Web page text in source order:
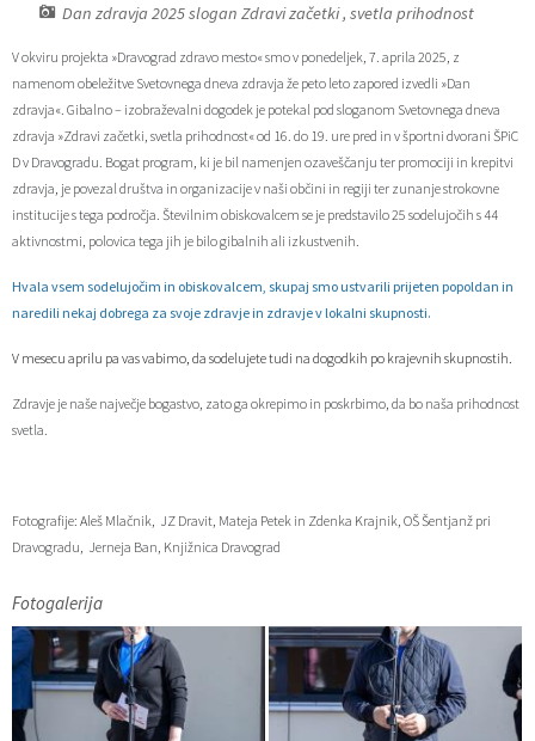
Dan zdravja 2025 slogan Zdravi začetki , svetla prihodnost
V okviru projekta »Dravograd zdravo mesto« smo v ponedeljek, 7. aprila 2025, z
namenom obeležitve Svetovnega dneva zdravja že peto leto zapored izvedli »Dan
zdravja«. Gibalno – izobraževalni dogodek je potekal pod sloganom Svetovnega dneva
zdravja »Zdravi začetki, svetla prihodnost« od 16. do 19. ure pred in v športni dvorani ŠPiC
D v Dravogradu. Bogat program, ki je bil namenjen ozaveščanju ter promociji in krepitvi
zdravja, je povezal društva in organizacije v naši občini in regiji ter zunanje strokovne
institucije s tega področja. Številnim obiskovalcem se je predstavilo 25 sodelujočih s 44
aktivnostmi, polovica tega jih je bilo gibalnih ali izkustvenih.
Hvala vsem sodelujočim in obiskovalcem, skupaj smo ustvarili prijeten popoldan in
naredili nekaj dobrega za svoje zdravje in zdravje v lokalni skupnosti.
V mesecu aprilu pa vas vabimo, da sodelujete tudi na dogodkih po krajevnih skupnostih.
Zdravje je naše največje bogastvo, zato ga okrepimo in poskrbimo, da bo naša prihodnost
svetla.
Fotografije: Aleš Mlačnik, JZ Dravit, Mateja Petek in Zdenka Krajnik, OŠ Šentjanž pri
Dravogradu, Jerneja Ban, Knjižnica Dravograd
Fotogalerija
Katalog informacij javnega značaja
Fotogalerija
Organigram
Sosvet Občine Dravograd in Policijske postaje Dravograd
Svet koroške regije
Varuhov kotiček
Lokalne volitve
Projekti in investicije
Celostna prometna strategija
Občinski predpisi
Proračun občine
3D model
3D predstavitev občine
Virtualna panorama